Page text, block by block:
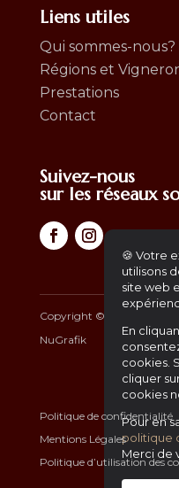
Liens utiles
Qui sommes-nous?
Régions et
Prestations
Contact
Suivez-nous
sur les réseaux
Copyright ©
NuGrafik
🍪 Votre
utilisons
site web
En
cookies.
cliquer
cookies
Pour en
politique
Merci de
Politique de confidentialité
Mentions Légales
Politique d’utilisation des